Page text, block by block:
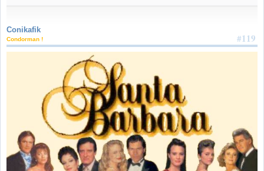
Conikafik
#119
Condorman !